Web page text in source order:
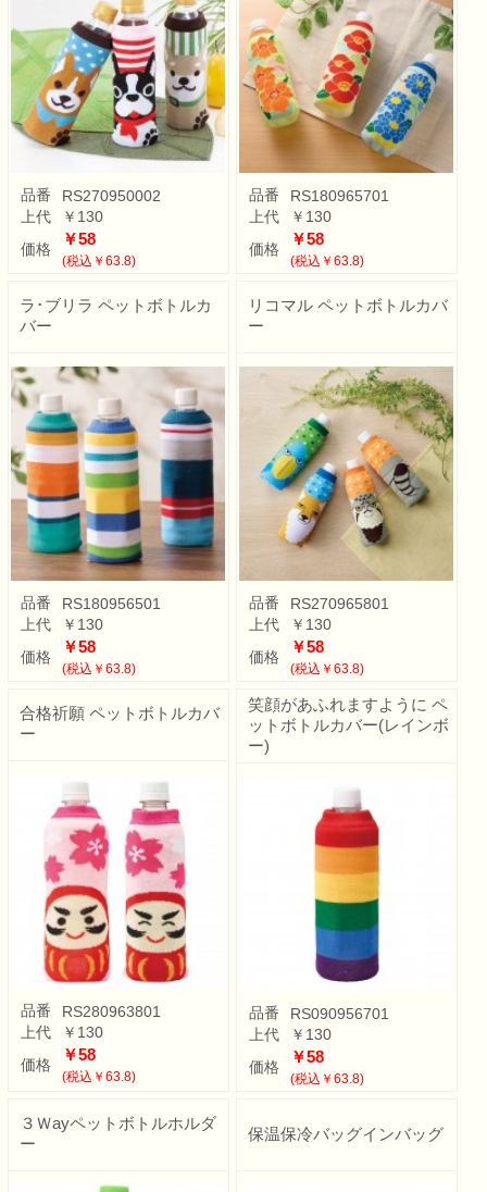
品番
RS270950002
上代
￥130
価格
￥58
(税込￥63.8)
品番
RS180965701
上代
￥130
価格
￥58
(税込￥63.8)
ラ･ブリラ ペットボトルカ
バー
品番
RS180956501
上代
￥130
価格
￥58
(税込￥63.8)
リコマル ペットボトルカバ
ー
品番
RS270965801
上代
￥130
価格
￥58
(税込￥63.8)
合格祈願 ペットボトルカバ
ー
品番
RS280963801
上代
￥130
価格
￥58
(税込￥63.8)
笑顔があふれますように ペ
ットボトルカバー(レインボ
ー)
品番
RS090956701
上代
￥130
価格
￥58
(税込￥63.8)
３Ｗayペットボトルホルダ
ー
保温保冷バッグインバッグ